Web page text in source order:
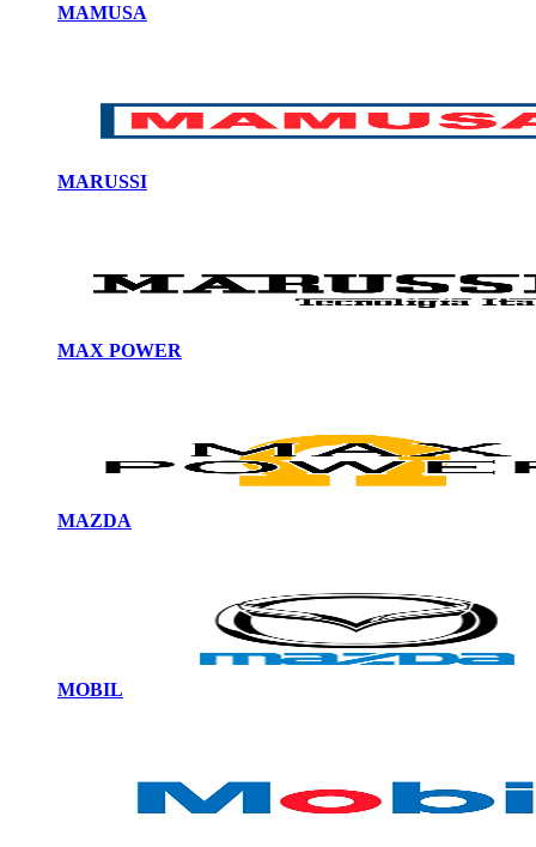
MAMUSA
MARUSSI
MAX POWER
MAZDA
MOBIL